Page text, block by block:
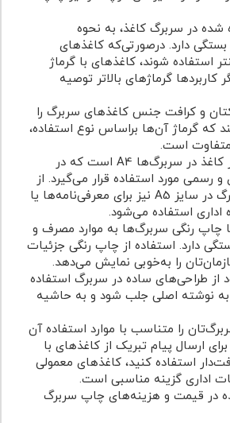
شده در سربرگ کاغذ، به نحوه
بستگی دارد. درصورتی‌که کاغذهای
استفاده شوند، کاغذهای با گرماژ
کاربردها گرماژهای بالاتر توصیه
کتان و کرافت جنس کاغذهای سربرگ را
که گرماژ آن‌ها براساس نوع استفاده،
رایج‌ترین سایز کاغذ در سربرگ‌ها A4 است که در
و رسمی مورد استفاده قرار می‌گیرد. از
کاغذهای سربرگ در سایز A5 نیز برای معرفی‌نامه‌ها یا
اداری استفاده می‌شود.
چاپ رنگی سربرگ‌ها به موارد مصرف و
دارد. استفاده از چاپ رنگی جزئیات
را به‌خوبی نمایش می‌دهد.
طراحی‌های ساده در سربرگ استفاده
به نوشته اصلی جلب شود و به حاشیه
را متناسب با موارد استفاده آن
ارسال پیام تبریک از کاغذهای با
استفاده کنید، کاغذهای معمولی
اداری گزینه مناسبی است.
در قیمت و هزینه‌های چاپ سربرگ